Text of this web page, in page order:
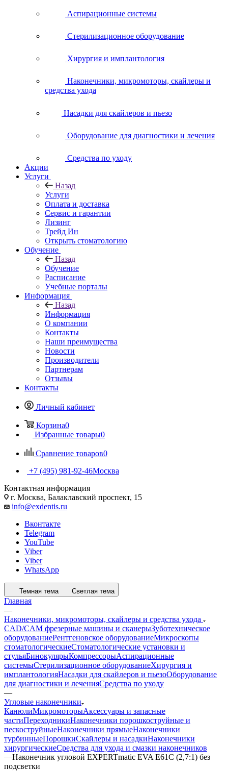
Аспирационные системы
Стерилизационное оборудование
Хирургия и имплантология
Наконечники, микромоторы, скайлеры и
средства ухода
Насадки для скайлеров и пьезо
Оборудование для диагностики и лечения
Средства по уходу
Акции
Услуги
Назад
Услуги
Оплата и доставка
Сервис и гарантии
Лизинг
Трейд Ин
Открыть стоматологию
Обучение
Назад
Обучение
Расписание
Учебные порталы
Информация
Назад
Информация
О компании
Контакты
Наши преимущества
Новости
Производители
Партнерам
Отзывы
Контакты
Личный кабинет
Корзина0
Избранные товары0
Сравнение товаров0
+7 (495) 981-92-46Москва
Контактная информация
г. Москва, Балаклавский проспект, 15
info@exdentis.ru
Вконтакте
Telegram
YouTube
Viber
Viber
WhatsApp
Темная тема Светлая тема
Главная
—
Наконечники, микромоторы, скайлеры и средства ухода
CAD/CAM фрезерные машины и сканерыЗуботехническое
оборудованиеРентгеновское оборудованиеМикроскопы
стоматологическиеСтоматологические установки и
стульяБинокулярыКомпрессорыАспирационные
системыСтерилизационное оборудованиеХирургия и
имплантологияНасадки для скайлеров и пьезоОборудование
для диагностики и леченияСредства по уходу
—
Угловые наконечники
КанюлиМикромоторыАксессуары и запасные
частиПереходникиНаконечники порошкоструйные и
пескоструйныеНаконечники прямыеНаконечники
турбинныеПорошкиСкайлеры и насадкиНаконечники
хирургическиеСредства для ухода и смазки наконечников
—Наконечник угловой EXPERTmatic EVA E61C (2,7:1) без
подсветки